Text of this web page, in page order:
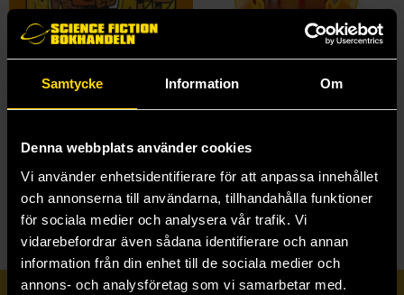
Samtycke Information Om
Denna webbplats använder cookies
Vi använder enhetsidentifierare för att anpassa innehållet
och annonserna till användarna, tillhandahålla funktioner
för sociala medier och analysera vår trafik. Vi
vidarebefordrar även sådana identifierare och annan
information från din enhet till de sociala medier och
annons- och analysföretag som vi samarbetar med.
KC Green
199 kr
Beställ
KC Green
199 kr
Beställ